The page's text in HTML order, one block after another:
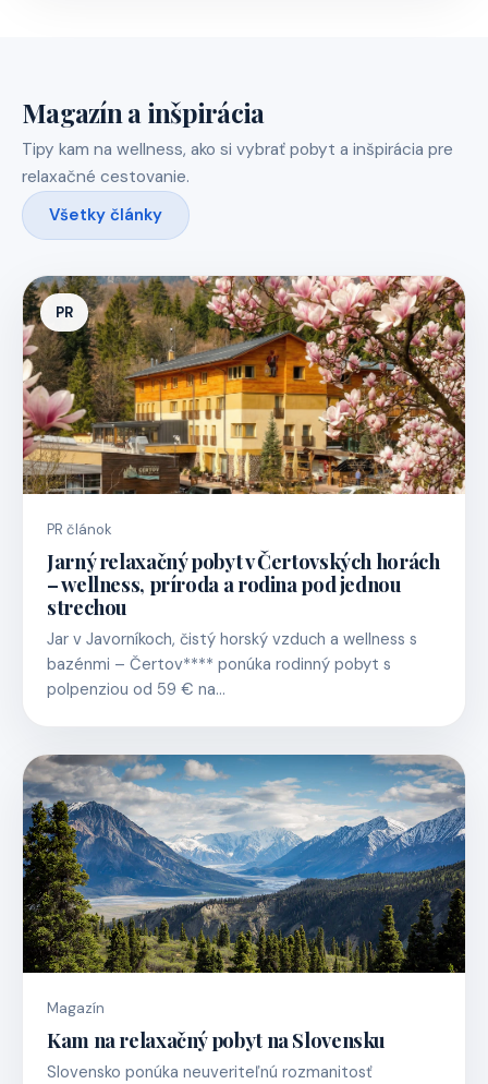
Magazín a inšpirácia
Tipy kam na wellness, ako si vybrať pobyt a inšpirácia pre
relaxačné cestovanie.
Všetky články
PR
PR článok
Jarný relaxačný pobyt v Čertovských horách
– wellness, príroda a rodina pod jednou
strechou
Jar v Javorníkoch, čistý horský vzduch a wellness s
bazénmi – Čertov**** ponúka rodinný pobyt s
polpenziou od 59 € na…
Magazín
Kam na relaxačný pobyt na Slovensku
Slovensko ponúka neuveriteľnú rozmanitosť